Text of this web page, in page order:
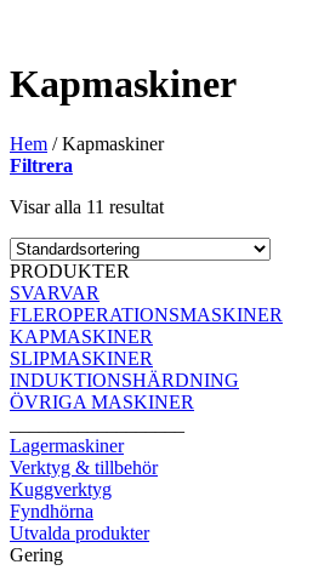
Kapmaskiner
Hem /Kapmaskiner
Filtrera
Visar alla 11 resultat
PRODUKTER
SVARVAR
FLEROPERATIONSMASKINER
KAPMASKINER
SLIPMASKINER
INDUKTIONSHÄRDNING
ÖVRIGA MASKINER
Lagermaskiner
Verktyg & tillbehör
Kuggverktyg
Fyndhörna
Utvalda produkter
Gering